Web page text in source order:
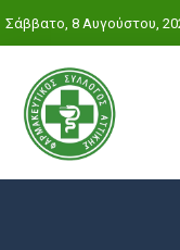
Σάββατο, 8 Αυγούστου,